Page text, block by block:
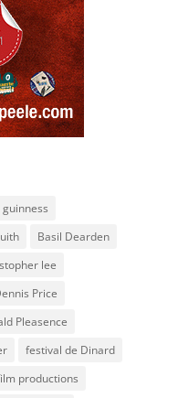
Basil Dearden
lee
Price
Pleasence
festival de Dinard
productions